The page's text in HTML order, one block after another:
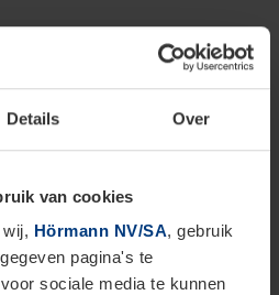
Details Over
van cookies
Hörmann NV/SA, gebruik
pagina's te
sociale media te kunnen